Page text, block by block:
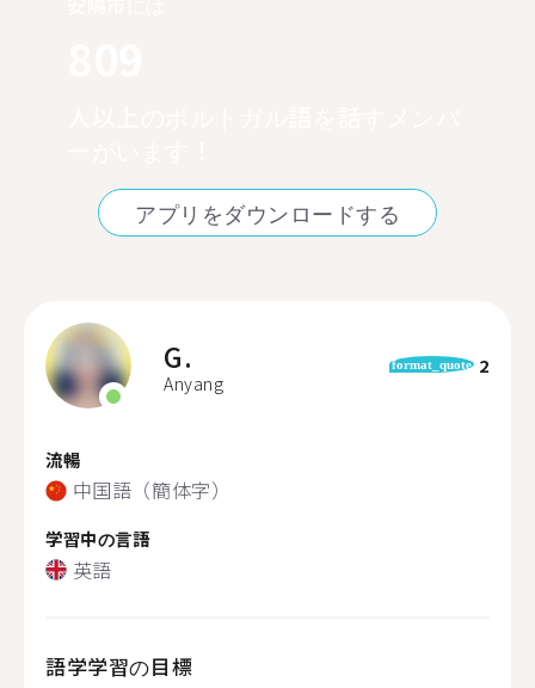
アプリをダウンロードする
G.
Anyang
format_quote 2
流暢
中国語（簡体字）
学習中の言語
英語
語学学習の目標